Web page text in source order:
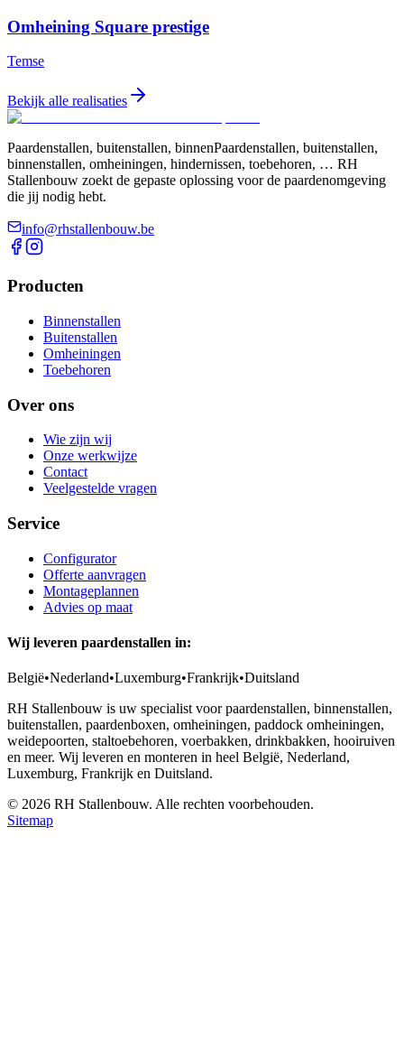
Omheining Square prestige
Temse
Bekijk alle realisaties
Paardenstallen, buitenstallen, binnenPaardenstallen, buitenstallen,
binnenstallen, omheiningen, hindernissen, toebehoren, … RH
Stallenbouw zoekt de gepaste oplossing voor de paardenomgeving
die jij nodig hebt.
info@rhstallenbouw.be
Producten
Binnenstallen
Buitenstallen
Omheiningen
Toebehoren
Over ons
Wie zijn wij
Onze werkwijze
Contact
Veelgestelde vragen
Service
Configurator
Offerte aanvragen
Montageplannen
Advies op maat
Wij leveren paardenstallen in:
België•Nederland•Luxemburg•Frankrijk•Duitsland
RH Stallenbouw is uw specialist voor paardenstallen, binnenstallen,
buitenstallen, paardenboxen, omheiningen, paddock omheiningen,
weidepoorten, staltoebehoren, voerbakken, drinkbakken, hooiruiven
en meer. Wij leveren en monteren in heel België, Nederland,
Luxemburg, Frankrijk en Duitsland.
© 2026 RH Stallenbouw. Alle rechten voorbehouden.
Sitemap